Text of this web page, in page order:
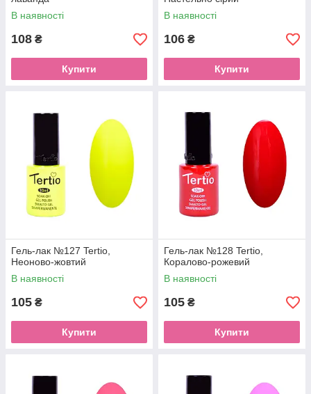
В наявності
108 ₴
Купити
В наявності
106 ₴
Купити
Гель-лак №127 Tertio,
Неоново-жовтий
В наявності
105 ₴
Купити
Гель-лак №128 Tertio,
Коралово-рожевий
В наявності
105 ₴
Купити